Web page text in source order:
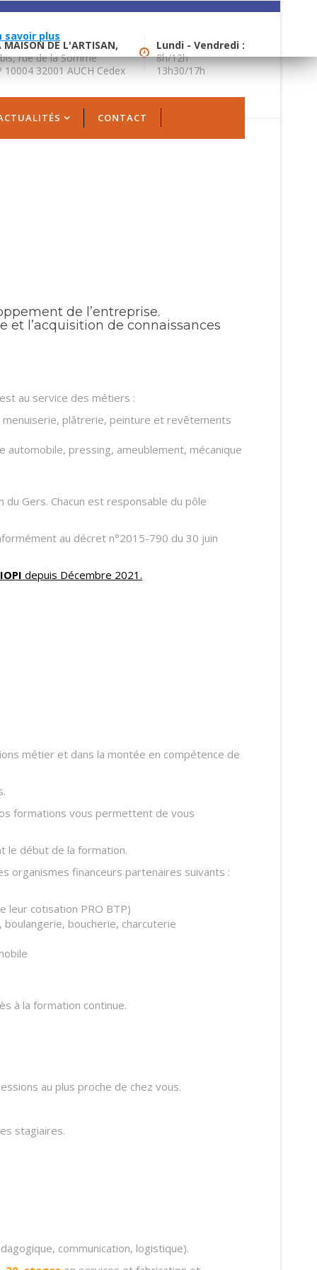
savoir plus
MAISON DE L'ARTISAN,
rue de la Somme
10004 32001 AUCH Cedex
Lundi - Vendredi :
8h/12h
13h30/17h
CONTACT
de l’entreprise.
l’acquisition de connaissances
au service des métiers :
plâtrerie, peinture et revêtements
automobile, pressing, ameublement, mécanique
Gers. Chacun est responsable du pôle
au décret n°2015-790 du 30 juin
depuis Décembre 2021.
métier et dans la montée en compétence de
formations vous permettent de vous
le début de la formation.
organismes financeurs partenaires suivants :
leur cotisation PRO BTP)
boucherie, charcuterie
à la formation continue.
au plus proche de chez vous.
stagiaires.
communication, logistique).